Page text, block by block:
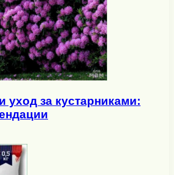
уход за кустарниками: